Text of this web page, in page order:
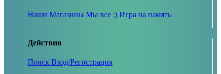
Наши Магазины Мы все :) Игра на память
Действия
Поиск Вход/Регистрация